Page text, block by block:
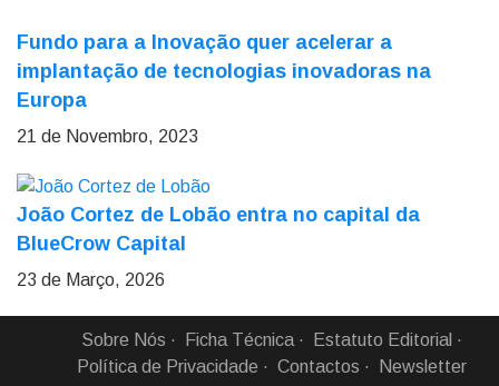
Fundo para a Inovação quer acelerar a
implantação de tecnologias inovadoras na
Europa
21 de Novembro, 2023
João Cortez de Lobão entra no capital da
BlueCrow Capital
23 de Março, 2026
Sobre Nós Ficha Técnica
Estatuto Editorial
Política de Privacidade
Contactos Newsletter